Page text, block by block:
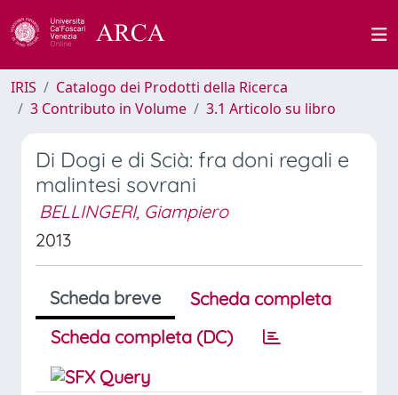
IRIS
Catalogo dei Prodotti della Ricerca
3 Contributo in Volume
3.1 Articolo su libro
Di Dogi e di Scià: fra doni regali e
malintesi sovrani
BELLINGERI, Giampiero
2013
Scheda breve
Scheda completa
Scheda completa (DC)